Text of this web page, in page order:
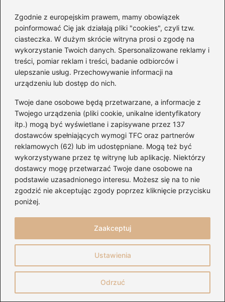
Zgodnie z europejskim prawem, mamy obowiązek
poinformować Cię jak działają pliki "cookies", czyli tzw.
ciasteczka. W dużym skrócie witryna prosi o zgodę na
wykorzystanie Twoich danych. Spersonalizowane reklamy i
treści, pomiar reklam i treści, badanie odbiorców i
ulepszanie usług. Przechowywanie informacji na
urządzeniu lub dostęp do nich.
Twoje dane osobowe będą przetwarzane, a informacje z
Twojego urządzenia (pliki cookie, unikalne identyfikatory
itp.) mogą być wyświetlane i zapisywane przez 137
dostawców spełniających wymogi TFC oraz partnerów
reklamowych (62) lub im udostępniane. Mogą też być
wykorzystywane przez tę witrynę lub aplikację. Niektórzy
dostawcy mogę przetwarzać Twoje dane osobowe na
podstawie uzasadnionego interesu. Możesz się na to nie
zgodzić nie akceptując zgody poprzez kliknięcie przycisku
poniżej.
Ustawienia
Odrzuć
Zaakceptuj
Chwyty na gitarze — Metallica: zagraj
kultowe riffy i akordy
2026-08-04
Chwyty gitarowe Justina Biebera —
proste akordy na start